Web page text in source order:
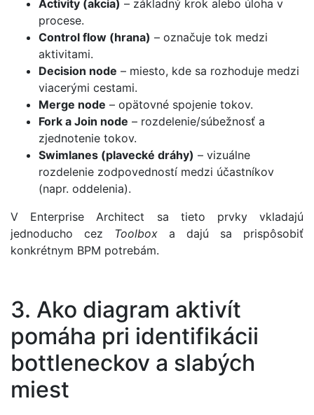
Activity (akcia) – základný krok alebo úloha v
procese.
Control flow (hrana) – označuje tok medzi
aktivitami.
Decision node – miesto, kde sa rozhoduje medzi
viacerými cestami.
Merge node – opätovné spojenie tokov.
Fork a Join node – rozdelenie/súbežnosť a
zjednotenie tokov.
Swimlanes (plavecké dráhy) – vizuálne
rozdelenie zodpovedností medzi účastníkov
(napr. oddelenia).
V Enterprise Architect sa tieto prvky vkladajú
jednoducho cez Toolbox a dajú sa prispôsobiť
konkrétnym BPM potrebám.
3. Ako diagram aktivít
pomáha pri identifikácii
bottleneckov a slabých
miest